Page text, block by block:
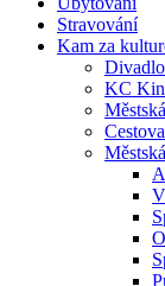
Stravování
Kam za
Divadlo
KC